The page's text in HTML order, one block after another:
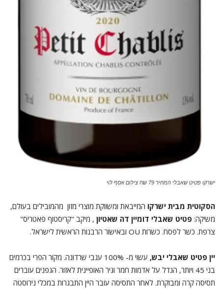
ישרקו פטיט שאבלי המחיר 79 שח צילום אסף לוי
הסקוטית מבית ישרקו המייבאת ומשווקת מוצרי מזון מהמובילים בעולם,
משיקה: פטיט שאבלי דומיין דה שאטיון , מיקב "קריסטוף פאטריס"
צרפת. כשר לפסח. כשרות OU ובאישור הרבנות הראשית לישראל.
יין פטיט שאבלי יבש,
עשוי מ- 100% ענבי שרדונה. מקור הפרי בכרמים
בני 45 ויותר, הגדל על אדמות חמר וגיר האופיינית לאזור. הגפנים עוברים
תסיסה קרה ומבוקרת. לאחר התסיסה עובר היין התבגרות במכלי נירוסטה